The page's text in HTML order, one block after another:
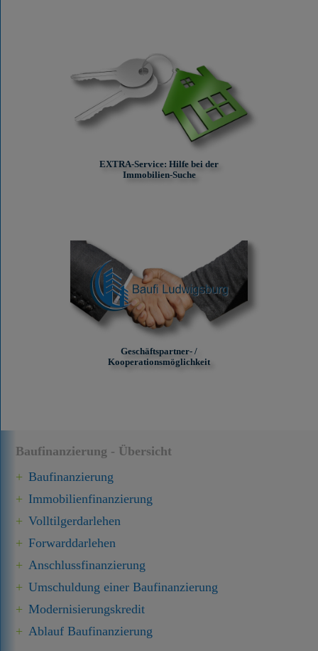
Baufinanzierung - Übersicht
Baufinanzierung
Immobilien­finanzierung
Volltilgerdarlehen
Forward­darlehen
Anschluss­finanzierung
Umschuldung einer Baufinanzierung
Modernisierungskredit
Ablauf Baufinanzierung
EXTRA-Service: Hilfe bei der
Immobilien-Suche
Geschäftspartner- /
Kooperationsmöglichkeit